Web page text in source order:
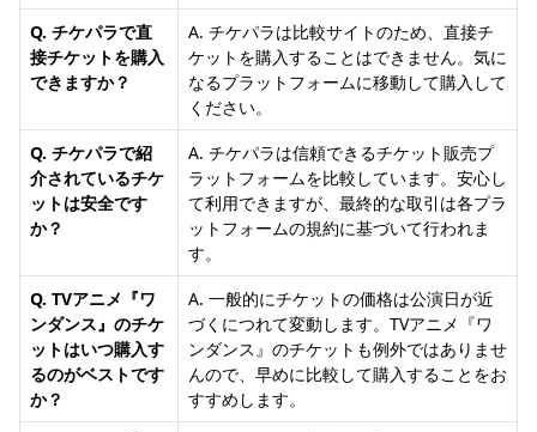
Q. チケパラで直
接チケットを購入
できますか？
A. チケパラは比較サイトのため、直接チ
ケットを購入することはできません。気に
なるプラットフォームに移動して購入して
ください。
Q. チケパラで紹
介されているチケ
ットは安全です
か？
A. チケパラは信頼できるチケット販売プ
ラットフォームを比較しています。安心し
て利用できますが、最終的な取引は各プラ
ットフォームの規約に基づいて行われま
す。
Q. TVアニメ『ワ
ンダンス』のチケ
ットはいつ購入す
るのがベストです
か？
A. 一般的にチケットの価格は公演日が近
づくにつれて変動します。TVアニメ『ワ
ンダンス』のチケットも例外ではありませ
んので、早めに比較して購入することをお
すすめします。